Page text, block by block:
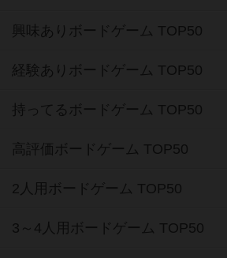
興味ありボードゲーム TOP50
経験ありボードゲーム TOP50
持ってるボードゲーム TOP50
高評価ボードゲーム TOP50
2人用ボードゲーム TOP50
3～4人用ボードゲーム TOP50